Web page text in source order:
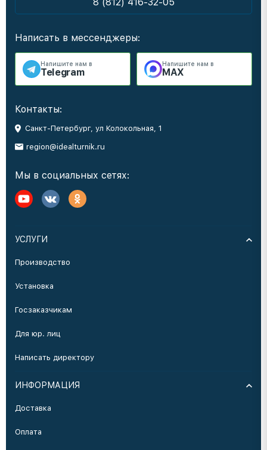
Написать в мессенджеры:
Напишите нам в
Telegram
Напишите нам в
MAX
Контакты:
Санкт-Петербург, ул Колокольная, 1
region@idealturnik.ru
Мы в социальных сетях:
УСЛУГИ
Производство
Установка
Госзаказчикам
Для юр. лиц
Написать директору
ИНФОРМАЦИЯ
Доставка
Оплата